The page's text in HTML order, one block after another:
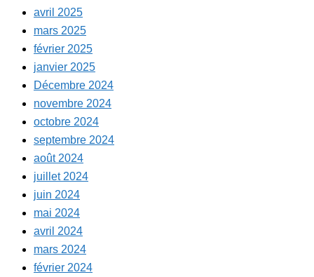
avril 2025
mars 2025
février 2025
janvier 2025
Décembre 2024
novembre 2024
octobre 2024
septembre 2024
août 2024
juillet 2024
juin 2024
mai 2024
avril 2024
mars 2024
février 2024